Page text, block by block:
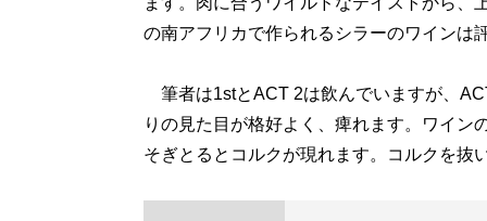
の南アフリカで作られるシラーのワインは
筆者は1stとACT 2は飲んでいますが、
りの見た目が格好よく、痺れます。ワイン
そぎとるとコルクが現れます。コルクを抜